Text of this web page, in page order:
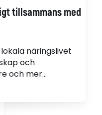
tillsammans med
näringslivet
och
och mer
konstaterar
Bergh. Magnus
gymnasium.